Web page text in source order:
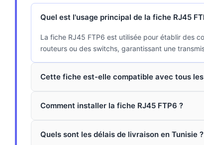
Quel est l'usage principal de la fiche RJ45
La fiche RJ45 FTP6 est utilisée pour établir des
routeurs ou des switchs, garantissant une
Cette fiche est-elle compatible avec tous
Comment installer la fiche RJ45 FTP6 ?
Quels sont les délais de livraison en Tunisie ?